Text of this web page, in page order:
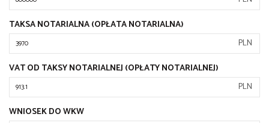
TAKSA NOTARIALNA (OPŁATA NOTARIALNA)
PLN
VAT OD TAKSY NOTARIALNEJ (OPŁATY NOTARIALNEJ)
PLN
WNIOSEK DO WKW